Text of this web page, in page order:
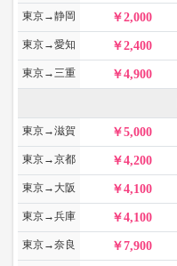
東京→静岡 2,000
東京→愛知 2,400
東京→三重 4,900
東京→滋賀 5,000
東京→京都 4,200
東京→大阪 4,100
東京→兵庫 4,100
東京→奈良 7,900